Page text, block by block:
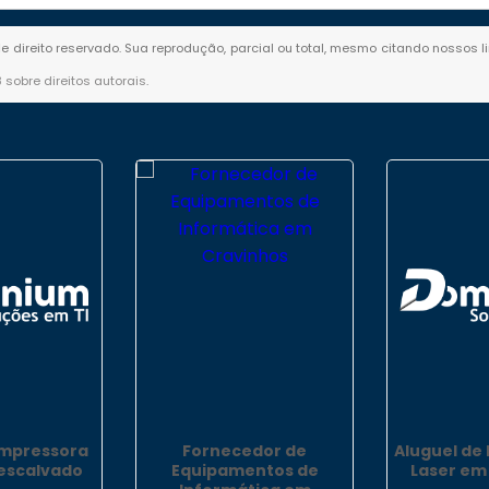
direito reservado. Sua reprodução, parcial ou total, mesmo citando
sobre direitos autorais.
Fornecedor de
Equipamentos de
Aluguel de
Laser